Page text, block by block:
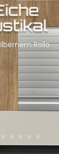
Rollo